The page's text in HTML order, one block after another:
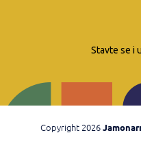
Stavte se i
Copyright 2026